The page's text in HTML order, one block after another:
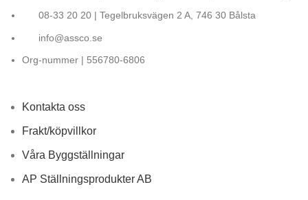
08-33 20 20 | Tegelbruksvägen 2 A, 746 30 Bålsta
info@assco.se
Org-nummer | 556780-6806
Kontakta oss
Frakt/köpvillkor
Våra Byggställningar
AP Ställningsprodukter AB